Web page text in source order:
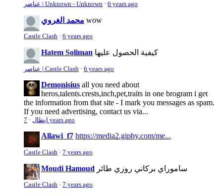
عناصر | Unknown - Unknown · 6 years ago
محمد الغروي wow
Castle Clash · 6 years ago
Hatem Soliman كيفية الحصول عليها
عناصر | Castle Clash · 6 years ago
Demonisius all you need about
heros,talents.crests,inch,pet,traits in one brogram i get
the information from that site - I mark you messages as spam.
If you need advertising, contact us via...
ابطال · 7 years ago
Allawi_f7 https://media2.giphy.com/me...
Castle Clash · 7 years ago
Moudi Hamoud ساموراي بركاني روزي طائر
Castle Clash · 7 years ago